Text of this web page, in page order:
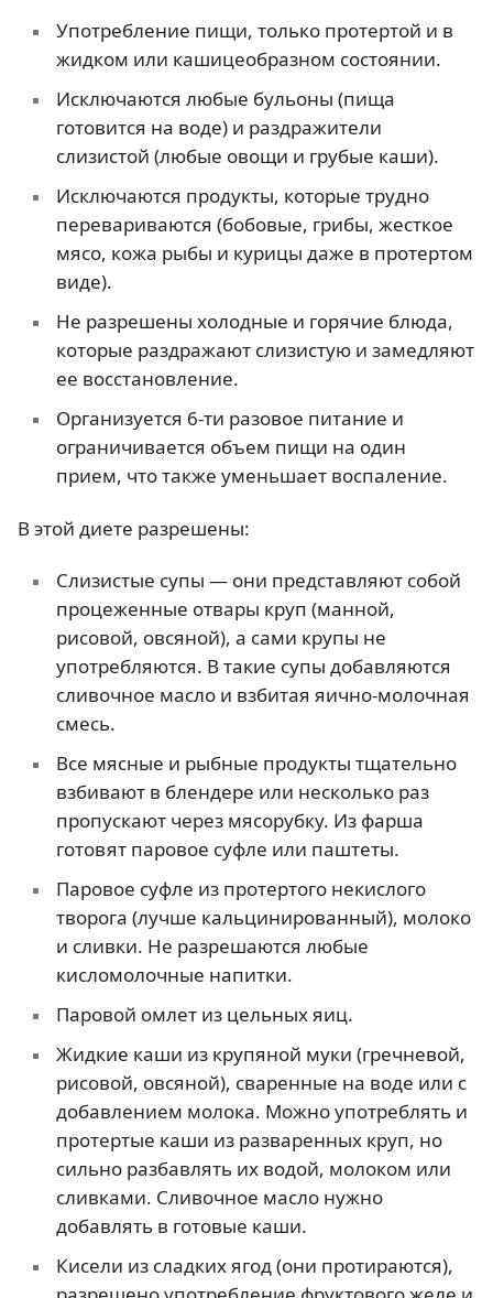
Употребление пищи, только протертой и в
жидком или кашицеобразном состоянии.
Исключаются любые бульоны (пища
готовится на воде) и раздражители
слизистой (любые овощи и грубые каши).
Исключаются продукты, которые трудно
перевариваются (бобовые, грибы, жесткое
мясо, кожа рыбы и курицы даже в протертом
виде).
Не разрешены холодные и горячие блюда,
которые раздражают слизистую и замедляют
ее восстановление.
Организуется 6-ти разовое питание и
ограничивается объем пищи на один
прием, что также уменьшает воспаление.
В этой диете разрешены:
Слизистые супы — они представляют собой
процеженные отвары круп (манной,
рисовой, овсяной), а сами крупы не
употребляются. В такие супы добавляются
сливочное масло и взбитая яично-молочная
смесь.
Все мясные и рыбные продукты тщательно
взбивают в блендере или несколько раз
пропускают через мясорубку. Из фарша
готовят паровое суфле или паштеты.
Паровое суфле из протертого некислого
творога (лучше кальцинированный), молоко
и сливки. Не разрешаются любые
кисломолочные напитки.
Паровой омлет из цельных яиц.
Жидкие каши из крупяной муки (гречневой,
рисовой, овсяной), сваренные на воде или с
добавлением молока. Можно употреблять и
протертые каши из разваренных круп, но
сильно разбавлять их водой, молоком или
сливками. Сливочное масло нужно
добавлять в готовые каши.
Кисели из сладких ягод (они протираются),